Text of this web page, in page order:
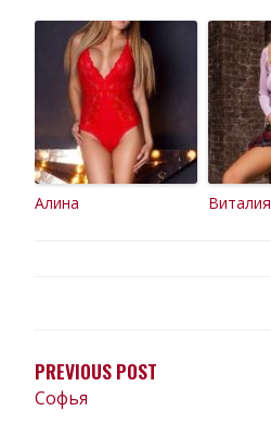
Алина Виталия
ЗАПИСЯМ
PREVIOUS POST
Софья